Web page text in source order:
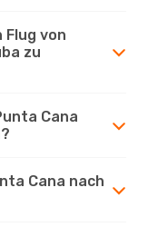
Flug von
zu
Cana
Cana nach